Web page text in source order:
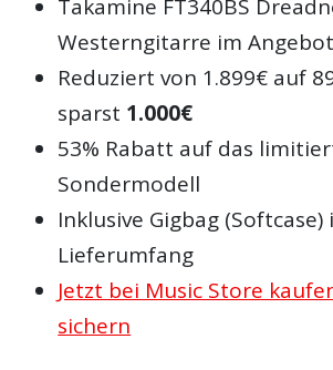
Takamine FT340BS
Westerngitarre im Angebot
Reduziert von 1.899€ auf
sparst 1.000€
53% Rabatt auf das
Sondermodell
Inklusive Gigbag (Softcase)
Lieferumfang
Jetzt bei Music Store
sichern